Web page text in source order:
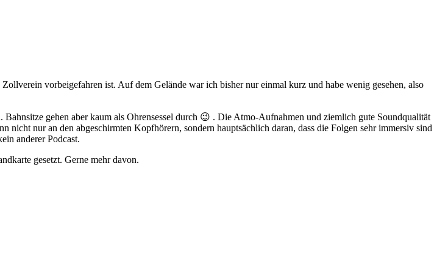
vorbeigefahren ist. Auf dem Gelände war ich bisher nur einmal kurz und habe wenig gesehen, also
gehen aber kaum als Ohrensessel durch 😉 . Die Atmo-Aufnahmen und ziemlich gute Soundqualität
nicht nur an den abgeschirmten Kopfhörern, sondern hauptsächlich daran, dass die Folgen sehr immersiv sind
anderer Podcast.
gesetzt. Gerne mehr davon.